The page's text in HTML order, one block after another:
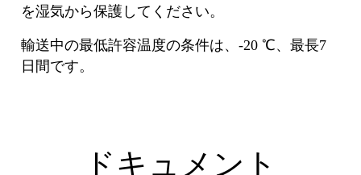
を湿気から保護してください。
輸送中の最低許容温度の条件は、-20 ℃、最⻑7
⽇間です。
ドキュメント